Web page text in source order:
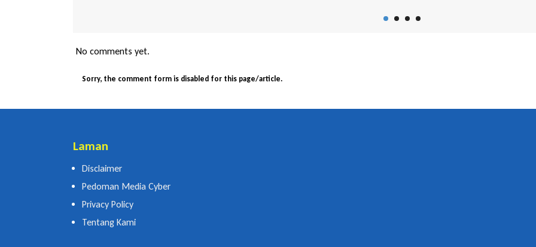
No comments yet.
Sorry, the comment form is disabled for this page/article.
Laman
Disclaimer
Pedoman Media Cyber
Privacy Policy
Tentang Kami